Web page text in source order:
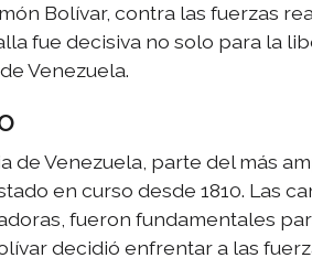
Bolívar, contra las fuerzas
fue decisiva no solo para la
Venezuela.
de Venezuela, parte del más
en curso desde 1810. Las
fueron fundamentales
decidió enfrentar a las